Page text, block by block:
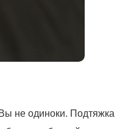
не одиноки. Подтяжка